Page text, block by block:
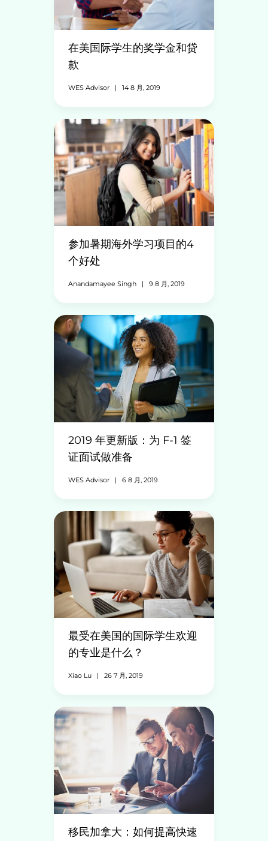
在美国际学生的奖学金和贷
款
WES Advisor | 14 8 月, 2019
参加暑期海外学习项目的4
个好处
Anandamayee Singh | 9 8 月, 2019
2019 年更新版：为 F-1 签
证面试做准备
WES Advisor | 6 8 月, 2019
最受在美国的国际学生欢迎
的专业是什么？
Xiao Lu | 26 7 月, 2019
移民加拿大：如何提高快速